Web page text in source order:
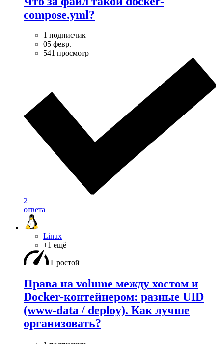
compose.yml?
1 подписчик
05 февр.
541 просмотр
2
ответа
Linux
+1 ещё
Простой
Права на volume между хостом и
Docker-контейнером: разные UID
(www-data / deploy). Как лучше
организовать?